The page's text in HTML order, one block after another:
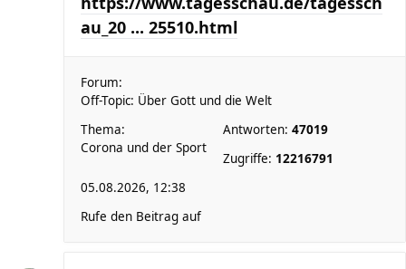
au_20 ... 25510.html
Forum:
Off-Topic: Über Gott und die Welt
Thema:
Corona und der Sport
Antworten: 47019
Zugriffe: 12216791
05.08.2026, 12:38
Rufe den Beitrag auf